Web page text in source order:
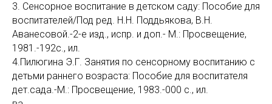
3. Сенсорное воспитание в детском саду: Пособие для
воспитателей/Под ред. Н.Н. Поддьякова, В.Н.
Аванесовой.-2-е изд., испр. и доп.- М.: Просвещение,
1981.-192с., ил.
4.Пилюгина Э.Г. Занятия по сенсорному воспитанию с
детьми раннего возраста: Пособие для воспитателя
дет.сада.-М.: Просвещение, 1983.-000 с., ил.